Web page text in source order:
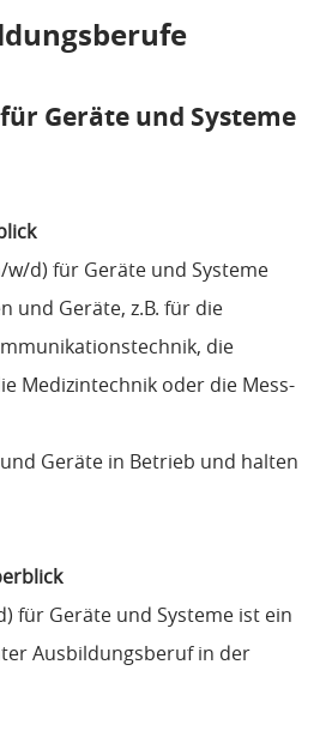
Geräte und Systeme
d) für Geräte und Systeme
und Geräte, z.B. für die
die
Medizintechnik oder die Mess-
Geräte in Betrieb und halten
für Geräte und Systeme ist ein
Ausbildungsberuf in der